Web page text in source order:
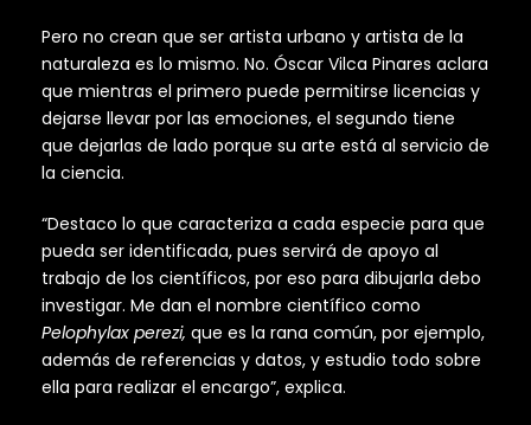
Pero no crean que ser artista urbano y artista de la
naturaleza es lo mismo. No. Óscar Vilca Pinares aclara
que mientras el primero puede permitirse licencias y
dejarse llevar por las emociones, el segundo tiene
que dejarlas de lado porque su arte está al servicio de
la ciencia.
“Destaco lo que caracteriza a cada especie para que
pueda ser identificada, pues servirá de apoyo al
trabajo de los científicos, por eso para dibujarla debo
investigar. Me dan el nombre científico como
Pelophylax perezi, que es la rana común, por ejemplo,
además de referencias y datos, y estudio todo sobre
ella para realizar el encargo”, explica.